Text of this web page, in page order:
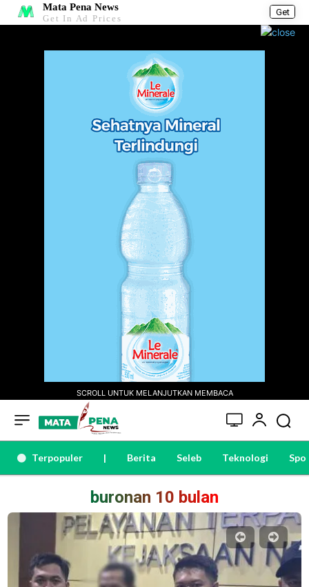
Get
Mata Pena News
Get In Ad Prices
SCROLL UNTUK MELANJUTKAN MEMBACA
Terpopuler | Berita Seleb Teknologi
buronan 10 bulan